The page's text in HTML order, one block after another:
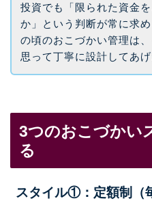
投資でも「限られた資金
か」という判断が常に求
の頃のおこづかい管理は
思って丁寧に設計してあげ
3つのおこづかい
る
スタイル①：定額制（